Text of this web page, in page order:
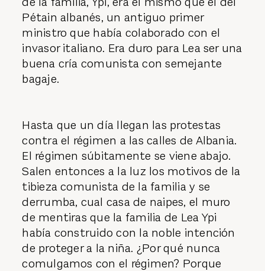
Pétain albanés, un antiguo primer
ministro que había colaborado con el
invasor italiano. Era duro para Lea ser una
buena cría comunista con semejante
bagaje.
Hasta que un día llegan las protestas
contra el régimen a las calles de Albania.
El régimen súbitamente se viene abajo.
Salen entonces a la luz los motivos de la
tibieza comunista de la familia y se
derrumba, cual casa de naipes, el muro
de mentiras que la familia de Lea Ypi
había construido con la noble intención
de proteger a la niña. ¿Por qué nunca
comulgamos con el régimen? Porque